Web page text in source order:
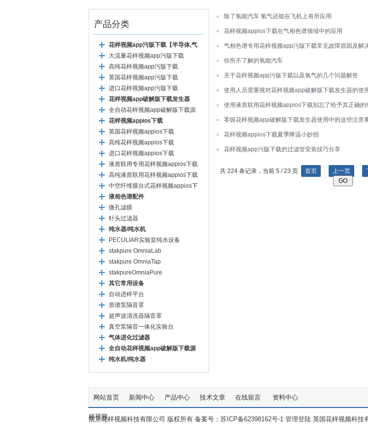
产品分类
花样视频app污版下载【半导体,气
相色谱专用】
大流量花样视频app污版下载
高纯花样视频app污版下载
英国花样视频app污版下载
进口花样视频app污版下载
花样视频app破解版下载发生器
全自动花样视频app破解版下载源
花样视频appios下载
英国花样视频appios下载
高纯花样视频appios下载
进口花样视频appios下载
液质联用专用花样视频appios下载
高纯液质联用花样视频appios下载
中空纤维膜台式花样视频appios下
载
液相色谱配件
微孔滤膜
针头过滤器
纯水器/纯水机
PECULIAR实验室纯水设备
stakpure OmniaLab
stakpure OmniaTap
stakpureOmniaPure
其它常用设备
自动进样平台
质谱泵隔音罩
超声波清洗器隔音罩
真空泵隔音一体化实验台
气体进化过滤器
全自动花样视频app破解版下载源
纯水机/纯水器
除了氢能汽车 氢气还能在飞机上有所应用
花样视频appios下载在气相色谱领域中的应用
气相色谱专用花样视频app污版下载常见故障原因及解
你所不了解的氢能汽车
关于花样视频app污版下载以及氢气的几个问题解答
使用人员需重视对花样视频app破解版下载发生器的使
使用液质联用花样视频appios下载别忘了给予其正确的
零级花样视频app破解版下载发生器使用中的这些注意
吗？
花样视频appios下载夏季降温小妙招
花样视频app污版下载的过滤管安装技巧分享
共 224 条记录，当前 5 / 23 页 首页 上一页
网站首页 新闻中心 产品中心 技术文章 在线留言 资料中心
样视频
南京花样视频科技有限公司 版权所有 备案号： 苏ICP备62398162号-1 管理登陆英国花样视频科技